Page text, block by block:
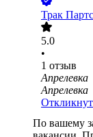
Трак Партс
5.0
•
1 отзыв
Апрелевка
Апрелевка
По вашему